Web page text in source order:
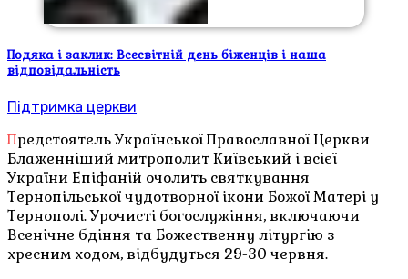
Подяка і заклик: Всесвітній день біженців і наша
відповідальність
Підтримка церкви
Предстоятель Української Православної Церкви
Блаженніший митрополит Київський і всієї
України Епіфаній очолить святкування
Тернопільської чудотворної ікони Божої Матері у
Тернополі. Урочисті богослужіння, включаючи
Всенічне бдіння та Божественну літургію з
хресним ходом, відбудуться 29-30 червня.